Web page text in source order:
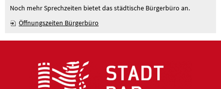
Noch mehr Sprechzeiten bietet das städtische Bürgerbüro an.
Öffnungszeiten Bürgerbüro